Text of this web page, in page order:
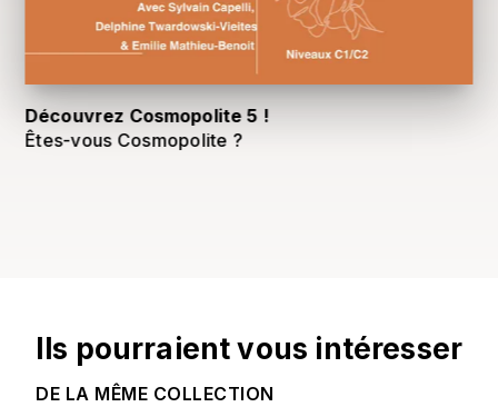
Découvrez Cosmopolite 5 !
Êtes-vous Cosmopolite ?
Ils pourraient vous intéresser
DE LA MÊME COLLECTION